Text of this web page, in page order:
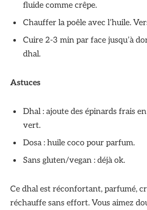
fluide comme crêpe.
Chauffer la poêle avec l’huile.
Cuire 2-3 min par face jusqu’à
dhal.
Astuces
Dhal : ajoute des épinards frais
vert.
Dosa : huile coco pour parfum.
Sans gluten/vegan : déjà ok.
Ce dhal est réconfortant, parfumé,
réchauffe sans effort. Vous aimez